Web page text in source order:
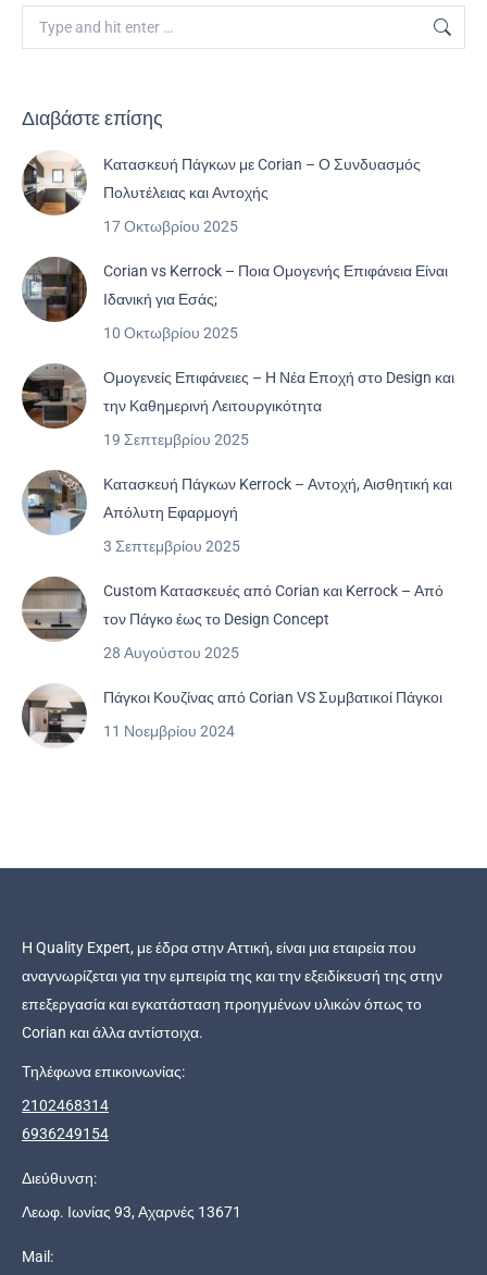
Διαβάστε επίσης
Κατασκευή Πάγκων με Corian – Ο Συνδυασμός
Πολυτέλειας και Αντοχής
17 Οκτωβρίου 2025
Corian vs Kerrock – Ποια Ομογενής Επιφάνεια Είναι
Ιδανική για Εσάς;
10 Οκτωβρίου 2025
Ομογενείς Επιφάνειες – Η Νέα Εποχή στο Design και
την Καθημερινή Λειτουργικότητα
19 Σεπτεμβρίου 2025
Κατασκευή Πάγκων Kerrock – Αντοχή, Αισθητική και
Απόλυτη Εφαρμογή
3 Σεπτεμβρίου 2025
Custom Κατασκευές από Corian και Kerrock – Από
τον Πάγκο έως το Design Concept
28 Αυγούστου 2025
Πάγκοι Κουζίνας από Corian VS Συμβατικοί Πάγκοι
11 Νοεμβρίου 2024
Η Quality Expert, με έδρα στην Αττική, είναι μια εταιρεία που
αναγνωρίζεται για την εμπειρία της και την εξειδίκευσή της στην
επεξεργασία και εγκατάσταση προηγμένων υλικών όπως το
Corian και άλλα αντίστοιχα.
Τηλέφωνα επικοινωνίας:
2102468314
6936249154
Διεύθυνση:
Λεωφ. Ιωνίας 93, Αχαρνές 13671
Mail: